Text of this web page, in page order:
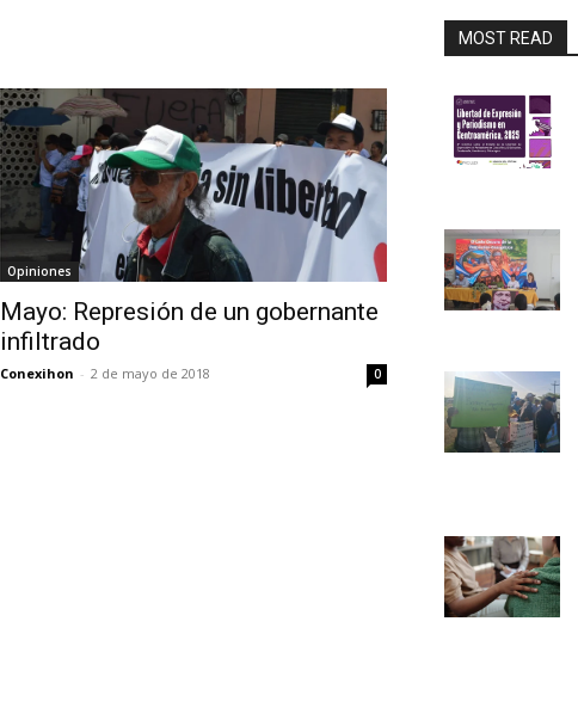
Opiniones
Mayo: Represión de un gobernante
infiltrado
Conexihon - 2 de mayo de 2018 0
MOST READ